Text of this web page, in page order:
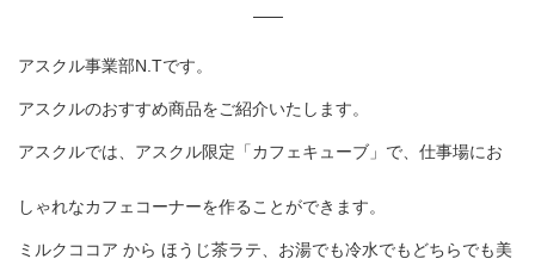
アスクル事業部N.Tです。
アスクルのおすすめ商品をご紹介いたします。
アスクルでは、アスクル限定「カフェキューブ」で、仕事場にお
しゃれなカフェコーナーを作ることができます。
ミルクココア から ほうじ茶ラテ、お湯でも冷水でもどちらでも美